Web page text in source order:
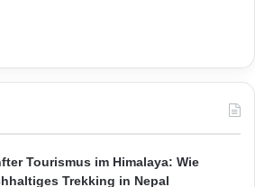
Tourismus im Himalaya: Wie
Trekking in Nepal